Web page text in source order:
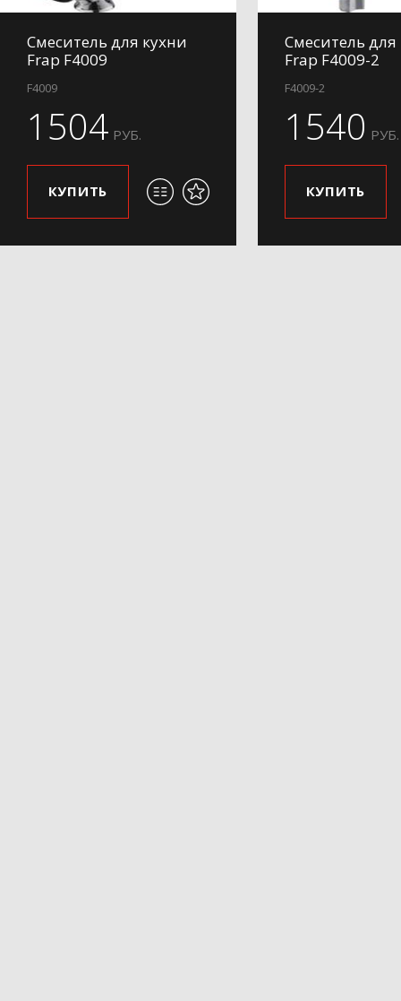
Смеситель для кухни
Frap F4009
F4009
1504 РУБ.
КУПИТЬ
Смеситель для
Frap F4009-2
F4009-2
1540 РУБ.
КУПИТЬ